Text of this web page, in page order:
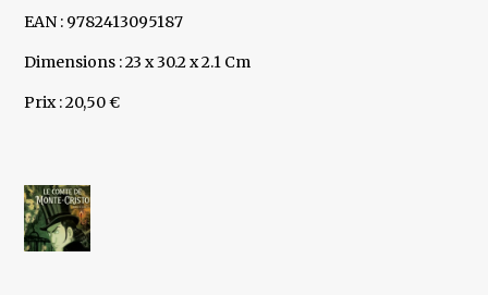
EAN : 9782413095187
Dimensions : 23 x 30.2 x 2.1 Cm
Prix : 20,50 €